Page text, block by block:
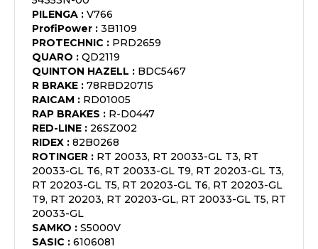
PILENGA : V766
ProfiPower : 3B1109
PROTECHNIC : PRD2659
QUARO : QD2119
QUINTON HAZELL : BDC5467
R BRAKE : 78RBD20715
RAICAM : RD01005
RAP BRAKES : R-D0447
RED-LINE : 26SZ002
RIDEX : 82B0268
ROTINGER : RT 20033, RT 20033-GL T3, RT
20033-GL T6, RT 20033-GL T9, RT 20203-GL T3,
RT 20203-GL T5, RT 20203-GL T6, RT 20203-GL
T9, RT 20203, RT 20203-GL, RT 20033-GL T5, RT
20033-GL
SAMKO : S5000V
SASIC : 6106081